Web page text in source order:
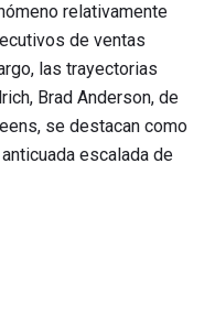
relativamente
de ventas
las trayectorias
Brad Anderson, de
se destacan como
escalada de